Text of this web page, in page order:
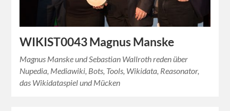
WIKIST0043 Magnus Manske
Magnus Manske und Sebastian Wallroth reden über
Nupedia, Mediawiki, Bots, Tools, Wikidata, Reasonator,
das Wikidataspiel und Mücken